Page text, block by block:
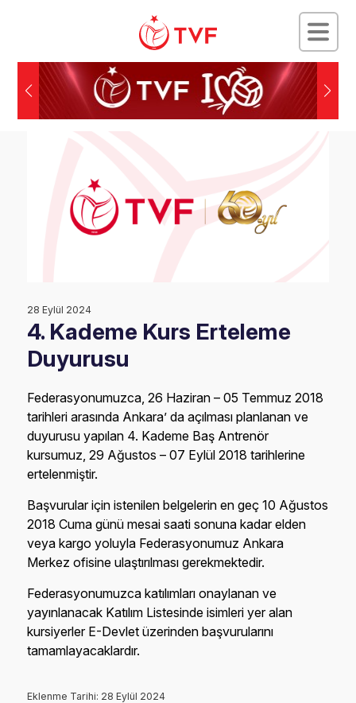
28 Eylül 2024
4. Kademe Kurs Erteleme
Duyurusu
Federasyonumuzca, 26 Haziran – 05 Temmuz 2018
tarihleri arasında Ankara’ da açılması planlanan ve
duyurusu yapılan 4. Kademe Baş Antrenör
kursumuz, 29 Ağustos – 07 Eylül 2018 tarihlerine
ertelenmiştir.
Başvurular için istenilen belgelerin en geç 10 Ağustos
2018 Cuma günü mesai saati sonuna kadar elden
veya kargo yoluyla Federasyonumuz Ankara
Merkez ofisine ulaştırılması gerekmektedir.
Federasyonumuzca katılımları onaylanan ve
yayınlanacak Katılım Listesinde isimleri yer alan
kursiyerler E-Devlet üzerinden başvurularını
tamamlayacaklardır.
Eklenme Tarihi: 28 Eylül 2024